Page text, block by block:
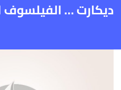
ديكارت … الفيلسوف